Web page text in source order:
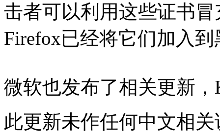
击者可以利用这些证书
Firefox已经将它们加入
微软也发布了相关更新，
此更新未作任何中文相关